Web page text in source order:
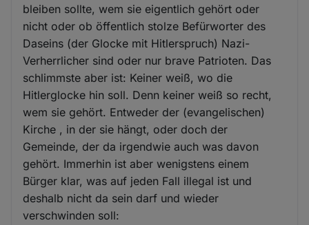
bleiben sollte, wem sie eigentlich gehört oder
nicht oder ob öffentlich stolze Befürworter des
Daseins (der Glocke mit Hitlerspruch) Nazi-
Verherrlicher sind oder nur brave Patrioten. Das
schlimmste aber ist: Keiner weiß, wo die
Hitlerglocke hin soll. Denn keiner weiß so recht,
wem sie gehört. Entweder der (evangelischen)
Kirche , in der sie hängt, oder doch der
Gemeinde, der da irgendwie auch was davon
gehört. Immerhin ist aber wenigstens einem
Bürger klar, was auf jeden Fall illegal ist und
deshalb nicht da sein darf und wieder
verschwinden soll: